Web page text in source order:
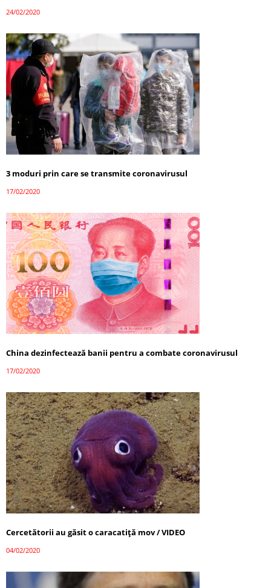
24/02/2020
3 moduri prin care se transmite coronavirusul
17/02/2020
China dezinfectează banii pentru a combate coronavirusul
17/02/2020
Cercetătorii au găsit o caracatiţă mov / VIDEO
04/02/2020